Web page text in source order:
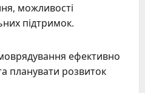
можливості
підтримок.
ефективно
планувати розвиток